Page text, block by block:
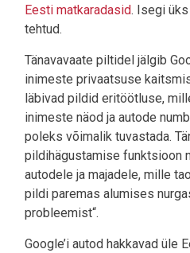
Eesti matkaradasid. Isegi üks
tehtud.
Tänavavaate piltidel jälgib
inimeste privaatsuse
läbivad pildid eritöötluse,
inimeste näod ja autode
poleks võimalik tuvastada.
pildihägustamise funktsioon
autodele ja majadele, mille
pildi paremas alumises
probleemist“.
Google’i autod hakkavad üle